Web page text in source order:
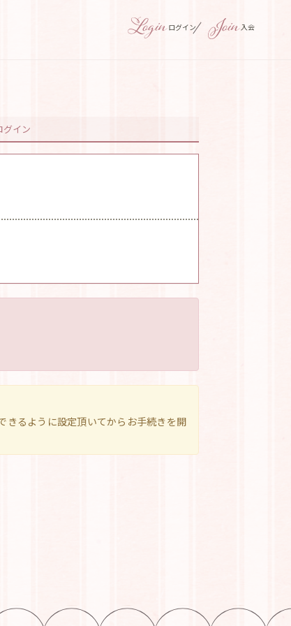
ログイン 入会
グイン
きるように設定頂いてからお手続きを開